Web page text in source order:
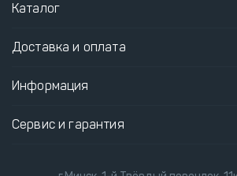
Каталог
Доставка и оплата
Информация
Сервис и гарантия